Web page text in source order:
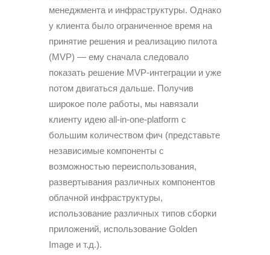
менеджмента и инфраструктуры. Однако
у клиента было ограниченное время на
принятие решения и реализацию пилота
(MVP) — ему сначала следовало
показать решение MVP-интеграции и уже
потом двигаться дальше. Получив
широкое поле работы, мы навязали
клиенту идею all-in-one-platform с
большим количеством фич (представьте
независимые компоненты с
возможностью переиспользования,
развертывания различных компонентов
облачной инфраструктуры,
использование различных типов сборки
приложений, использование Golden
Image и т.д.).